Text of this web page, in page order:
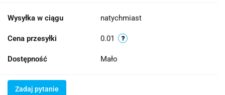
Wysyłka w ciągu natychmiast
Cena przesyłki 0.01
Dostępność Mało
Zadaj pytanie